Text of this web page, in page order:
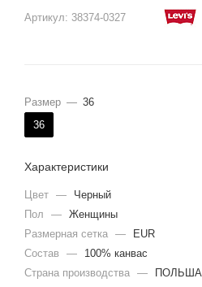
Артикул: 38374-0327
Размер — 36
36
Характеристики
Цвет —
Черный
Пол
— Женщины
Размерная сетка —
EUR
Состав
—
100% канвас
Страна производства —
ПОЛЬША